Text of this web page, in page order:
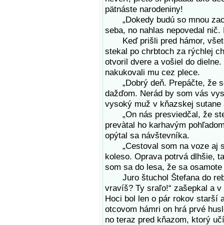
pätnáste narodeniny!
„Dokedy budú so mnou
seba, no nahlas nepovedal
Keď prišli pred hámor,
stekal po chrbtoch za rýchlej
otvoril dvere a vošiel do
nakukovali mu cez plece.
„Dobrý deň. Prepáčte, že
dažďom. Nerád by som vás
vysoký muž v kňazskej
„On nás presviedčal, že ste
prevàtal ho karhavým
opýtal sa návštevníka.
„Cestoval som na voze aj s
koleso. Oprava potrvá dlhšie,
som sa do lesa, že sa
Juro štuchol Štefana do
vravíš? Ty sraľo!“ zašepkal a
Hoci bol len o pár rokov starší
otcovom hámri on hrá prvé
no teraz pred kňazom, ktorý